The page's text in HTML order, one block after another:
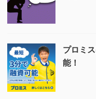
プロミ
能！